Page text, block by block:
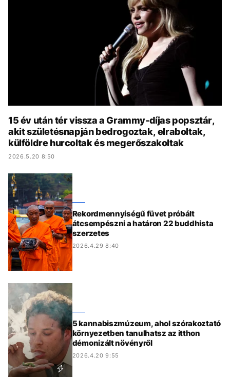
UTAZÁS
DESIGN
ARCOK
TÖRTÉNETEK
15 év után tér vissza a Grammy-díjas popsztár,
akit születésnapján bedrogoztak, elraboltak,
külföldre hurcoltak és megerőszakoltak
2026.5.20 8:50
Rekordmennyiségű füvet próbált
átcsempészni a határon 22 buddhista
szerzetes
2026.4.29 8:40
5 kannabiszmúzeum, ahol szórakoztató
környezetben tanulhatsz az itthon
démonizált növényről
2026.4.20 9:55